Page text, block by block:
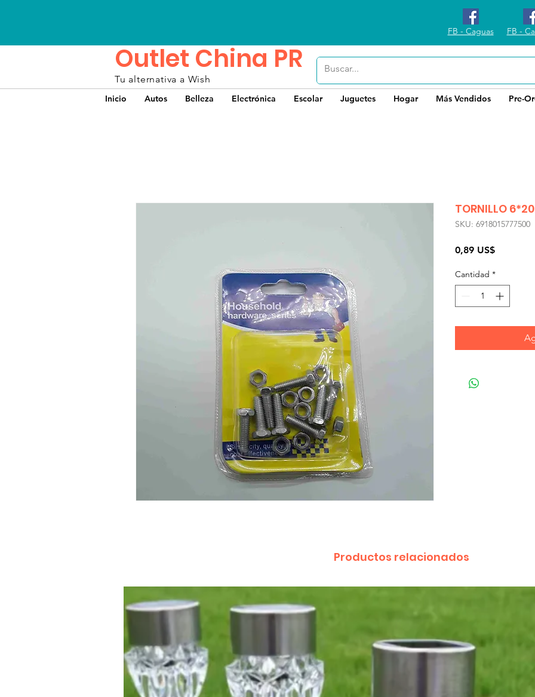
FB - Caguas FB -
Outlet China PR
Tu alternativa a Wish
Inicio Autos Belleza Electrónica Escolar Juguetes Hogar Más Vendidos Pre-
TORNILLO
SKU: 6918015777500
0,89 US$Precio
Cantidad *
Productos relacionados